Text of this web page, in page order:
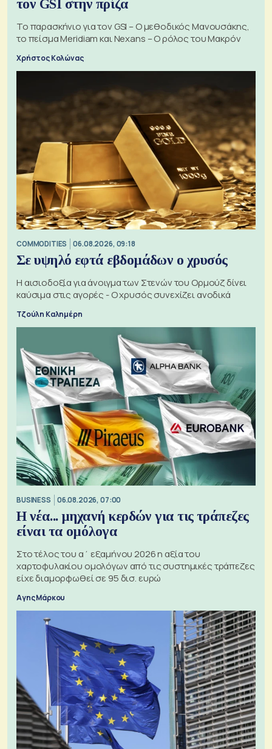
τον GSI στην πρίζα
Το παρασκήνιο για τον GSI – Ο μεθοδικός Μανουσάκης,
το πείσμα Meridiam και Nexans – Ο ρόλος του Μακρόν
Χρήστος Κολώνας
COMMODITIES 06.08.2026, 09:18
Σε υψηλό εφτά εβδομάδων ο χρυσός
Η αισιοδοξία για άνοιγμα των Στενών του Ορμούζ δίνει
καύσιμα στις αγορές - Ο χρυσός συνεχίζει ανοδικά
Τζούλη Καλημέρη
BUSINESS 06.08.2026, 07:00
Η νέα... μηχανή κερδών για τις τράπεζες
είναι τα ομόλογα
Στο τέλος του α΄ εξαμήνου 2026 η αξία του
χαρτοφυλακίου ομολόγων από τις συστημικές τράπεζες
είχε διαμορφωθεί σε 95 δισ. ευρώ
Αγης Μάρκου